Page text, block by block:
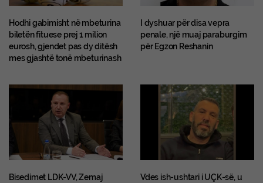
Hodhi gabimisht në mbeturina
biletën fituese prej 1 milion
eurosh, gjendet pas dy ditësh
mes gjashtë tonë mbeturinash
I dyshuar për disa vepra
penale, një muaj paraburgim
për Egzon Reshanin
Bisedimet LDK-VV, Zemaj
Vdes ish-ushtari i UÇK-së, u